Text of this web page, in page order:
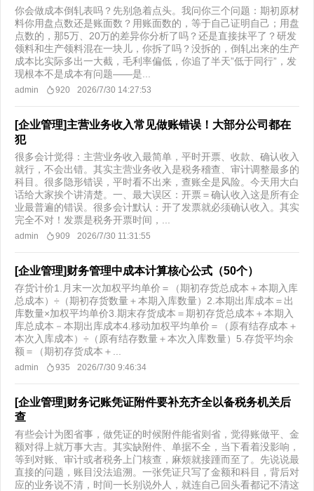
你会做成本倒轧表吗？先别急着点头。我问你三个问题：期初原材
料你用盘点数还是账面数？用账面数的，等于自己证明自己；用盘
点数的，那5万、20万的差异你分析了吗？还是直接抹平了？研发
领料和生产领料混在一块儿，你拆了吗？没拆的，倒轧出来的生产
成本比实际多出一大截，毛利率偏低，你追了半天”低于同行”，发
现根本不是成本有问题——是...
admin 920 2026/7/30 14:27:53
[企业管理]主营业务收入常见做账错误！大部分公司都在
犯
很多会计觉得：主营业务收入最简单，平时开票、收款、确认收入
就行，不会出错。其实主营业务收入是税务稽查、审计调整最多的
科目。很多隐形错误，平时看不出来，查账全是风险。今天用大白
话给大家挨个讲清楚。一、最大误区：开票＝确认收入这是所有企
业最普遍的错误。很多会计默认：开了发票就必须确认收入。其实
完全不对！发票是税务开票时间，...
admin 909 2026/7/30 11:31:55
[企业管理]财务管理中成本计算核心公式（50个）
存货计价1.月末一次加权平均单价＝（期初存货总成本＋本期入库
总成本）÷（期初存货数量＋本期入库数量）2.本期出库成本＝出
库数量×加权平均单价3.期末存货成本＝期初存货总成本＋本期入
库总成本－本期出库成本4.移动加权平均单价＝（原有结存成本＋
本次入库成本）÷（原有结存数量＋本次入库数量）5.存货平均余
额＝（期初存货成本＋...
admin 935 2026/7/30 9:46:34
[企业管理]财务记账凭证附件要补充齐全以备税务机关后
查
有些会计为图省事，做凭证的时候附件能省则省，觉得账做平、金
额对得上就万事大吉。其实缺附件、单据不全，当下看着没影响，
等到对账、审计或者税务上门核查，麻烦就接踵而至了。先说说最
直接的问题，账目没法追溯。一张凭证只写了金额和科目，背后对
应的业务说不清，时间一长别说外人，就连自己回头看都记不清这